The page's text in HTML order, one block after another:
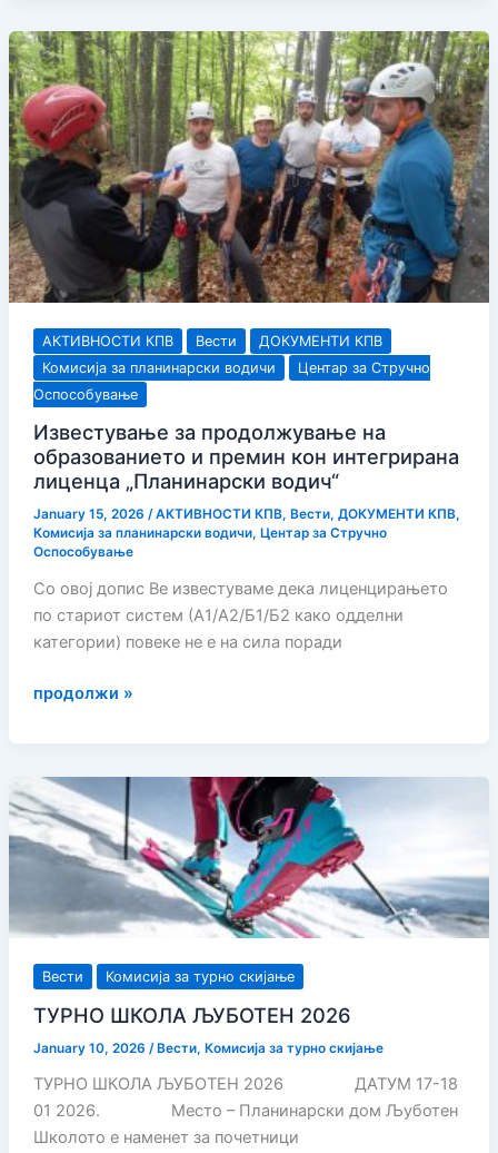
на
образовен
кадар
АКТИВНОСТИ КПВ Вести
ДОКУМЕНТИ КПВ
Комисија за планинарски водичи
Центар за Стручно
Оспособување
Известување за продолжување на
образованието и премин кон интегрирана
лиценца „Планинарски водич“
January 15, 2026 /АКТИВНОСТИ КПВ, Вести, ДОКУМЕНТИ КПВ,
Комисија за планинарски водичи, Центар за Стручно
Оспособување
Со овоj допис Ве известуваме дека лиценцирањето
по стариот систем (А1/А2/Б1/Б2 како одделни
категории) повеке не е на сила поради
Известување
на
образованието
и
премин
интегрирана
лиценца
„Планинарски
водич“
продолжи »
Вести Комисија за турно скијање
ТУРНО ШКОЛA ЉУБОТЕН 2026
January 10, 2026 /Вести, Комисија за турно скијање
ТУРНО ШКОЛA ЉУБОТЕН 2026 ДАТУМ 17-18
01 2026. Место – Планинарски дом Љуботен
Школото е наменет за почетници